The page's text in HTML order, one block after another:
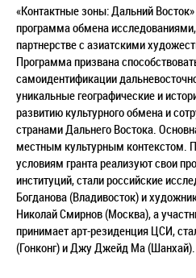
«Контактные зоны: Дальний
программа обмена
партнерстве с азиатскими
Программа призвана
самоидентификации
уникальные географические и
развитию культурного обмена и
странами Дальнего Востока.
местным культурным контекстом.
условиям гранта реализуют свои
институций, стали российские
Богданова (Владивосток) и
Николай Смирнов (Москва), а
принимает арт-резиденция ЦСИ,
(Гонконг) и Джу Джейд Ма (Шанхай).